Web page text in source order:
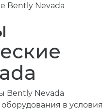
Bently Nevada
Bently Nevada
в